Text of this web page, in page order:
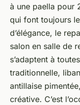
à une paella pour
qui font toujours
d’élégance, le
salon en salle de
s’adaptent à
traditionnelle,
antillaise
créative. C’est